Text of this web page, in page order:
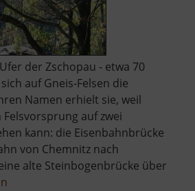
der Zschopau - etwa 70
auf Gneis-Felsen die
Namen erhielt sie, weil
auf zwei
kann: die Eisenbahnbrücke
von Chemnitz nach
alte Steinbogenbrücke über